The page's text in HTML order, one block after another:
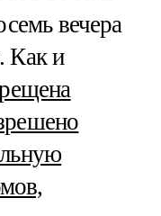
вечера
Как и